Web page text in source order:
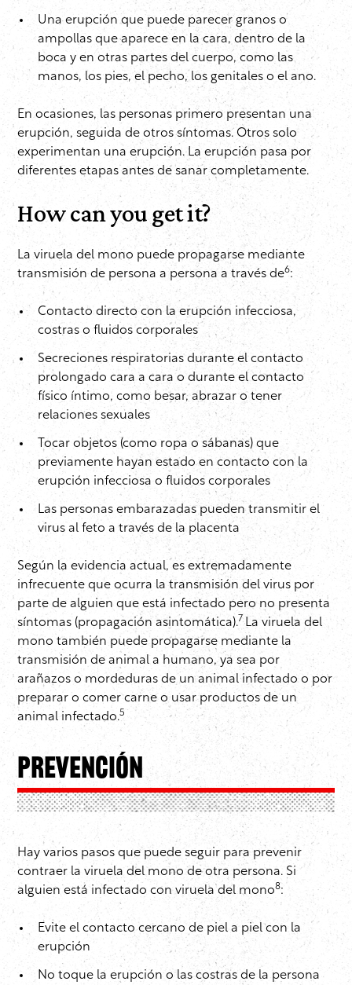
Una erupción que puede parecer granos o
ampollas que aparece en la cara, dentro de la
boca y en otras partes del cuerpo, como las
manos, los pies, el pecho, los genitales o el ano.
En ocasiones, las personas primero presentan una
erupción, seguida de otros síntomas. Otros solo
experimentan una erupción. La erupción pasa por
diferentes etapas antes de sanar completamente.
How can you get it?
La viruela del mono puede propagarse mediante
transmisión de persona a persona a través de6:
Contacto directo con la erupción infecciosa,
costras o fluidos corporales
Secreciones respiratorias durante el contacto
prolongado cara a cara o durante el contacto
físico íntimo, como besar, abrazar o tener
relaciones sexuales
Tocar objetos (como ropa o sábanas) que
previamente hayan estado en contacto con la
erupción infecciosa o fluidos corporales
Las personas embarazadas pueden transmitir el
virus al feto a través de la placenta
Según la evidencia actual, es extremadamente
infrecuente que ocurra la transmisión del virus por
parte de alguien que está infectado pero no presenta
síntomas (propagación asintomática).7 La viruela del
mono también puede propagarse mediante la
transmisión de animal a humano, ya sea por
arañazos o mordeduras de un animal infectado o por
preparar o comer carne o usar productos de un
animal infectado.5
Prevención
Hay varios pasos que puede seguir para prevenir
contraer la viruela del mono de otra persona. Si
alguien está infectado con viruela del mono8:
Evite el contacto cercano de piel a piel con la
erupción
No toque la erupción o las costras de la persona